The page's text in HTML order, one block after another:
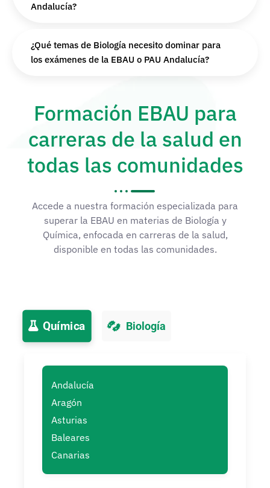
Andalucía?
¿Qué temas de Biología necesito dominar para
los exámenes de la EBAU o PAU Andalucía?
Formación EBAU para
carreras de la salud en
todas las comunidades
Accede a nuestra formación especializada para
superar la EBAU en materias de Biología y
Química, enfocada en carreras de la salud,
disponible en todas las comunidades.
Química Biología
Andalucía
Aragón
Asturias
Baleares
Canarias